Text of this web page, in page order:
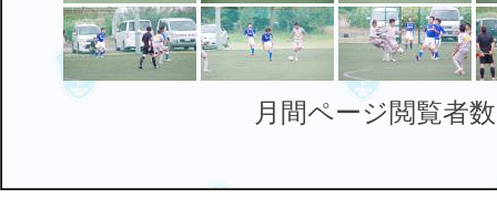
月間ページ閲覧者